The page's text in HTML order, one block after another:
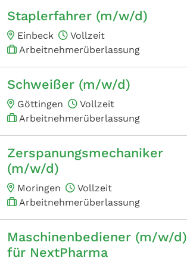
Staplerfahrer (m/w/d)
Einbeck
Vollzeit
Arbeitnehmerüberlassung
Schweißer (m/w/d)
Göttingen
Vollzeit
Arbeitnehmerüberlassung
Zerspanungsmechaniker
(m/w/d)
Moringen
Vollzeit
Arbeitnehmerüberlassung
Maschinenbediener (m/w/d)
für NextPharma